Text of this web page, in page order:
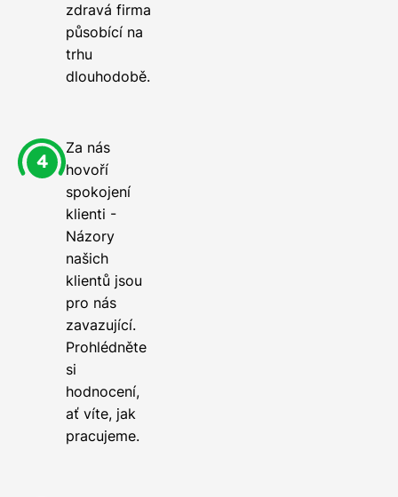
zdravá firma
působící na
trhu
dlouhodobě.
Za nás
hovoří
spokojení
klienti -
Názory
našich
klientů jsou
pro nás
zavazující.
Prohlédněte
si
hodnocení,
ať víte, jak
pracujeme.